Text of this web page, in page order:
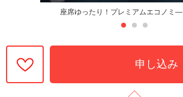
座席ゆったり！プレミアムエコノミ―
申し込み